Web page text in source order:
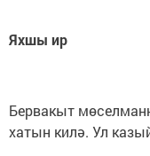
Яхшы ир
Бервакыт
хатын килә. Ул